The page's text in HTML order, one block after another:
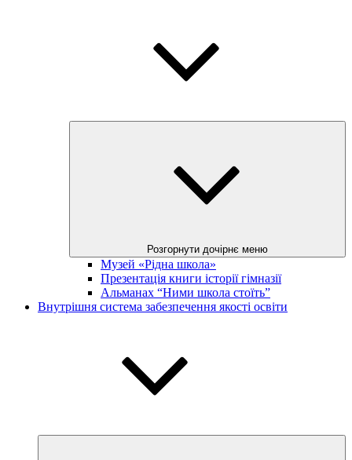
Розгорнути дочірнє меню
Музей «Рідна школа»
Презентація книги історії гімназії
Альманах “Ними школа стоїть”
Внутрішня система забезпечення якості освіти